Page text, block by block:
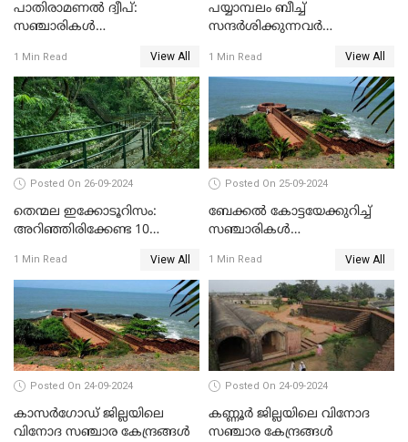
പാതിരാമണൽ ദ്വീപ്:
സഞ്ചാരികൾ
കാര്യങ്ങൾ
1 Min Read View All
പയ്യാമ്പലം ബീച്ച്
സന്ദർശിക്കുന്നവർ
കാര്യങ്ങൾ
1 Min Read View All
Posted On 26-09-2024
തെന്മല ഇക്കോടൂറിസം:
അറിഞ്ഞിരിക്കേണ്ട 10
1 Min Read View All
Posted On 25-09-2024
ബേക്കൽ കോട്ടയേക്കുറിച്ച്
സഞ്ചാരികൾ
കാര്യങ്ങൾ
1 Min Read View All
Posted On 24-09-2024
കാസർഗോഡ് ജില്ലയിലെ
വിനോദ സഞ്ചാര കേന്ദ്രങ്ങൾ
Posted On 24-09-2024
കണ്ണൂർ ജില്ലയിലെ വിനോദ
സഞ്ചാര കേന്ദ്രങ്ങൾ